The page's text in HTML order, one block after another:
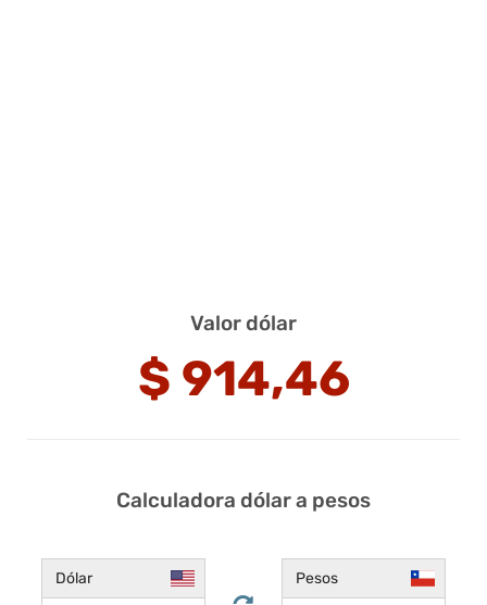
Valor dólar
$ 914,46
Calculadora dólar a pesos
Dólar Pesos